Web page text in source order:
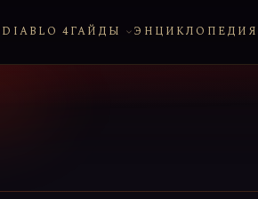
DIABLO 4ГАЙДЫ ЭНЦИКЛОПЕДИЯ